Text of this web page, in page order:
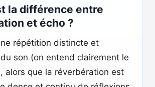
la différence entre
et écho ?
répétition distincte et
son (on entend clairement le
alors que la réverbération est